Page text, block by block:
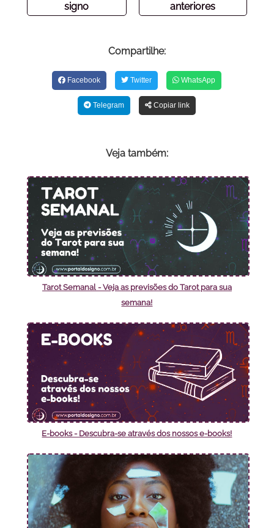
signo
anteriores
Compartilhe:
Facebook Twitter WhatsApp
Telegram Copiar link
Veja também:
Tarot Semanal - Veja as previsões do Tarot para sua
semana!
E-books - Descubra-se através dos nossos e-books!